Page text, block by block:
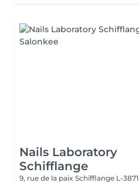
Nails Laboratory
Schifflange
9, rue de la paix Schifflange L-3871